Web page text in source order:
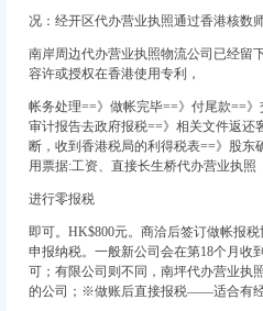
变更）
商注册）
况： 经开区代办营业执照通过香港核数
南岸周边代办营业执照物流公司已经
容许或授权在香港使用专利，
帐务处理==》做帐完毕==》付尾款==
审计报告去政府报税==》相关文件返还
断， 收到香港税局的利得税表==》股东
用票据:工资、直接长生桥代办营业执照
进行零报税
即可。HK$800元。商洽后签订做帐报
申报纳税。一般新公司会在第18个月收
可；有限公司则不同， 南坪代办营业执
的公司；※做账后直接报税——适合有